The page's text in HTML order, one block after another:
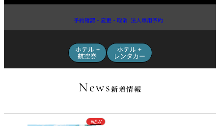
バー
& BAR NAKAJIMA
天婦羅 ほり川
紀尾井町 藍泉
＜RANSEN＞
久兵衛（ガー
デンタワー）
＜KYUBEY＞
つきじ鈴富＜
SUZUTOMI＞
約
索
サ
予約確認・変更・取消 法人専用予約
ホテル +
航空券
ザ・メイン
ホテル +
レンタカー
新着情報
News
NEW